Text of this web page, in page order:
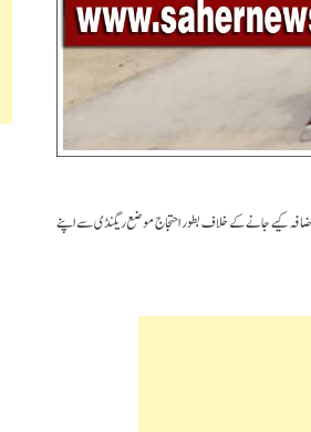
کیے جانے کے خلاف بطور احتجاج موضع ریگنڈی سے اپنے